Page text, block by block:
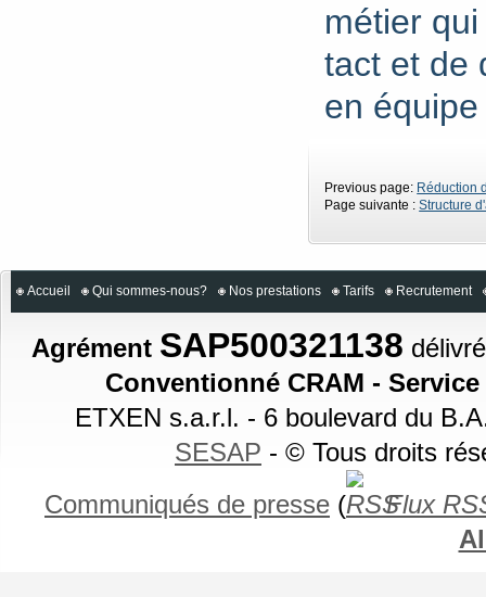
métier
tact et de
en
Previous page: Réduction
Page suivante :Structure
Accueil Qui sommes-nous? Nos prestations Tarifs Recrutement
Agrément SAP500321138
Conventionné CRAM -
ETXEN s.a.r.l. - 6 boulevard du
SESAP - © Tous droits
Communiqués de presse (
Flux